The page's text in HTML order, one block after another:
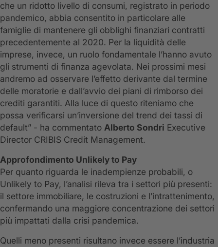
che un ridotto livello di consumi, registrato in periodo
pandemico, abbia consentito in particolare alle
famiglie di mantenere gli obblighi finanziari contratti
precedentemente al 2020. Per la liquidità delle
imprese, invece, un ruolo fondamentale l’hanno avuto
gli strumenti di finanza agevolata. Nei prossimi mesi
andremo ad osservare l’effetto derivante dal termine
delle moratorie e dall’avvio dei piani di rimborso dei
crediti garantiti. Alla luce di questo riteniamo che
possa verificarsi un’inversione del trend dei tassi di
default” - ha commentato Alberto Sondri Executive
Director CRIBIS Credit Management.
Approfondimento Unlikely to Pay
Per quanto riguarda le inadempienze probabili, o
Unlikely to Pay, l’analisi rileva tra i settori più presenti:
il settore immobiliare, le costruzioni e l’intrattenimento,
confermando una maggiore concentrazione dei settori
più impattati dalla crisi pandemica.
Quelli meno presenti risultano invece essere l’industria